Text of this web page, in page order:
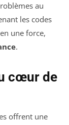
au
les codes
une force,
.
cœur de
offrent une